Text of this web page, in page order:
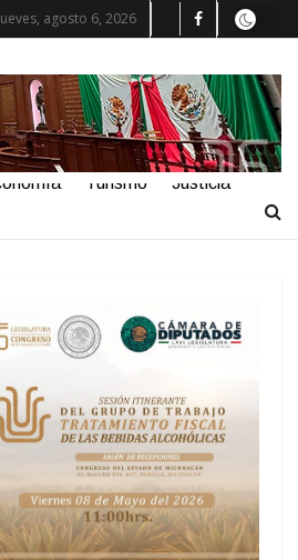
agosto 6, 2026
Turismo Justicia